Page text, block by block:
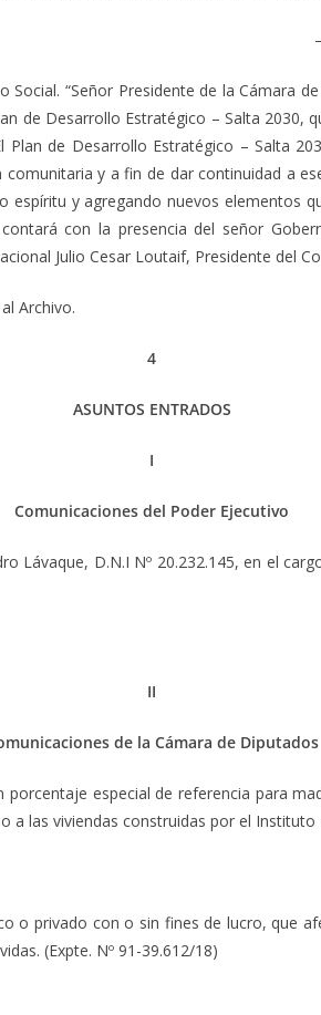
“Señor Presidente de la Cámara
de Desarrollo Estratégico – Salta 2030,
de Desarrollo Estratégico – Salta
y a fin de dar continuidad a
espíritu y agregando nuevos elementos
con la presencia del señor
Julio Cesar Loutaif, Presidente del
Archivo.
4
ASUNTOS ENTRADOS
I
Comunicaciones del Poder Ejecutivo
D.N.I Nº 20.232.145, en el cargo
II
de la Cámara de Diputados
especial de referencia para
las viviendas construidas por el Instituto
con o sin fines de lucro, que
(Expte. Nº 91-39.612/18)